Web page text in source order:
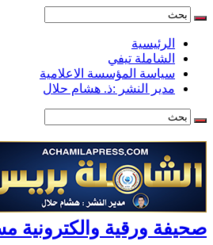
الرئيسية
الشاملة تيفي
سياسة المؤسسة الاعلامية
مدير النشر :ذ. هشام حلال
صحيفة ورقية والكترونية